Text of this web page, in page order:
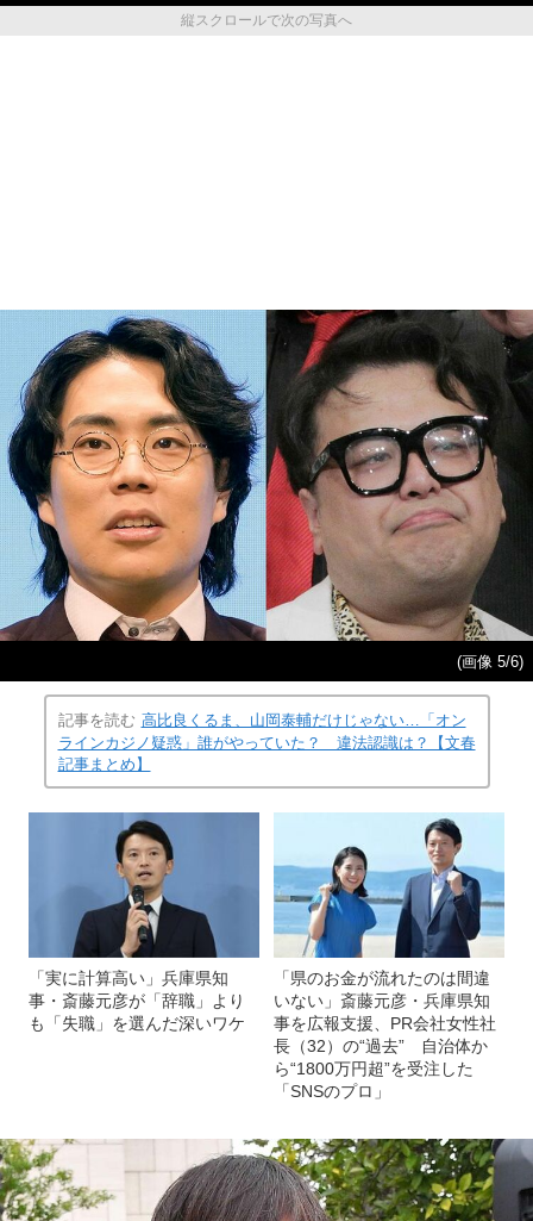
縦スクロールで次の写真へ
(画像 5/6)
記事を読む 高比良くるま、山岡泰輔だけじゃない…「オン
ラインカジノ疑惑」誰がやっていた？ 違法認識は？【文春
記事まとめ】
「実に計算高い」兵庫県知
事・斎藤元彦が「辞職」より
も「失職」を選んだ深いワケ
「県のお金が流れたのは間違
いない」斎藤元彦・兵庫県知
事を広報支援、PR会社女性社
長（32）の“過去” 自治体か
ら“1800万円超”を受注した
「SNSのプロ」